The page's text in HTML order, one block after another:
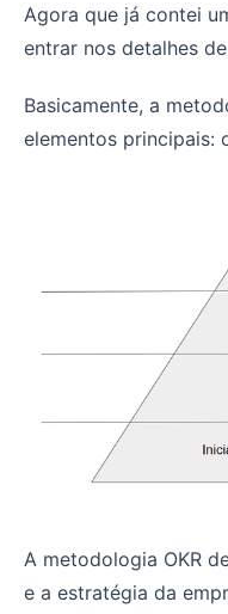
Agora que já contei
entrar nos detalhes
Basicamente, a
elementos principais:
A metodologia OKR
e a estratégia da